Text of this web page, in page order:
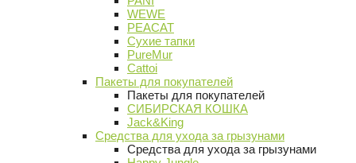
WEWE
PEACAT
Сухие тапки
PureMur
Cattoi
Пакеты для покупателей
Пакеты для покупателей
СИБИРСКАЯ КОШКА
Jack&King
Средства для ухода за грызунами
Средства для ухода за грызунами